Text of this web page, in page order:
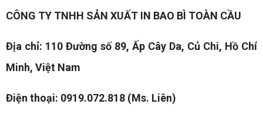
CÔNG TY TNHH SẢN XUẤT IN BAO BÌ TOÀN CẦU
Địa chỉ: 110 Đường số 89, Ấp Cây Da, Củ Chi, Hồ Chí
Minh, Việt Nam
Điện thoại: 0919.072.818 (Ms. Liên)